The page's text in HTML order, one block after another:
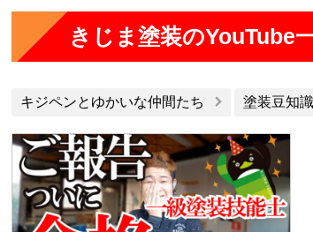
きじま塗装のYouTube
キジペンとゆかいな仲間たち 塗装豆知識